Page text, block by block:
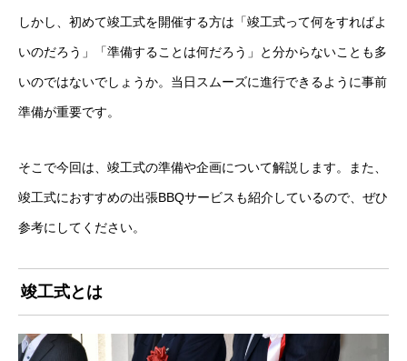
しかし、初めて竣工式を開催する方は「竣工式って何をすればよ
いのだろう」「準備することは何だろう」と分からないことも多
いのではないでしょうか。当日スムーズに進行できるように事前
準備が重要です。
そこで今回は、竣工式の準備や企画について解説します。また、
竣工式におすすめの出張BBQサービスも紹介しているので、ぜひ
参考にしてください。
竣工式とは